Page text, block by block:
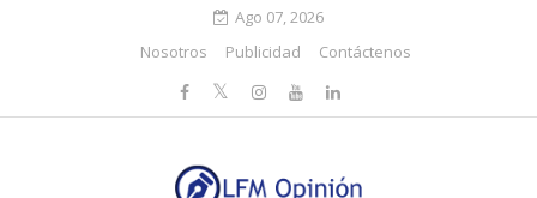
Ago 07, 2026
Nosotros
Publicidad Contáctenos